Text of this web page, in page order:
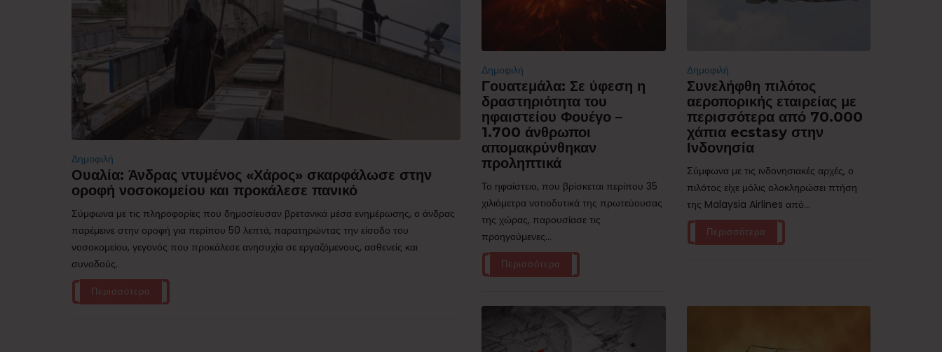
Δημοφιλή
Ουαλία: Άνδρας ντυμένος «Χάρος» σκαρφάλωσε στην
οροφή νοσοκομείου και προκάλεσε πανικό
Σύμφωνα με τις πληροφορίες που δημοσίευσαν βρετανικά μέσα ενημέρωσης, ο άνδρας
παρέμεινε στην οροφή για περίπου 50 λεπτά, παρατηρώντας την είσοδο του
νοσοκομείου, γεγονός που προκάλεσε ανησυχία σε εργαζόμενους, ασθενείς και
συνοδούς.
Περισσότερα
Δημοφιλή
Γουατεμάλα: Σε ύφεση η
δραστηριότητα του
ηφαιστείου Φουέγο –
1.700 άνθρωποι
απομακρύνθηκαν
προληπτικά
Το ηφαίστειο, που βρίσκεται περίπου 35
χιλιόμετρα νοτιοδυτικά της πρωτεύουσας
της χώρας, παρουσίασε τις
προηγούμενες...
Περισσότερα
Δημοφιλή
Συνελήφθη πιλότος
αεροπορικής εταιρείας με
περισσότερα από 70.000
χάπια ecstasy στην
Ινδονησία
Σύμφωνα με τις ινδονησιακές αρχές, ο
πιλότος είχε μόλις ολοκληρώσει πτήση
της Malaysia Airlines από...
Περισσότερα